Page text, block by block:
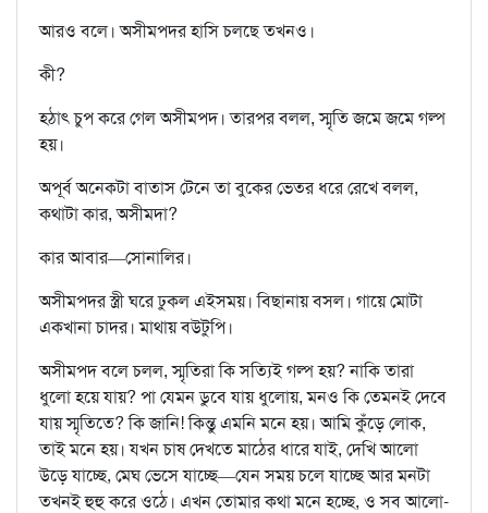
আরও বলে। অসীমপদর হাসি চলছে তখনও।
কী?
হঠাৎ চুপ করে গেল অসীমপদ। তারপর বলল, স্মৃতি জমে জমে গল্প
হয়।
অপূর্ব অনেকটা বাতাস টেনে তা বুকের ভেতর ধরে রেখে বলল,
কথাটা কার, অসীমদা?
কার আবার—সোনালির।
অসীমপদর স্ত্রী ঘরে ঢুকল এইসময়। বিছানায় বসল। গায়ে মোটা
একখানা চাদর। মাথায় বউটুপি।
অসীমপদ বলে চলল, স্মৃতিরা কি সত্যিই গল্প হয়? নাকি তারা
ধুলো হয়ে যায়? পা যেমন ডুবে যায় ধুলোয়, মনও কি তেমনই দেবে
যায় স্মৃতিতে? কি জানি! কিন্তু এমনি মনে হয়। আমি কুঁড়ে লোক,
তাই মনে হয়। যখন চাষ দেখতে মাঠের ধারে যাই, দেখি আলো
উড়ে যাচ্ছে, মেঘ ভেসে যাচ্ছে—যেন সময় চলে যাচ্ছে আর মনটা
তখনই হুহু করে ওঠে। এখন তোমার কথা মনে হচ্ছে, ও সব আলো-